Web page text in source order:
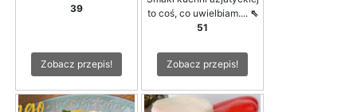
39
Zobacz przepis!
to coś, co uwielbiam.... ⇖
51
Zobacz przepis!